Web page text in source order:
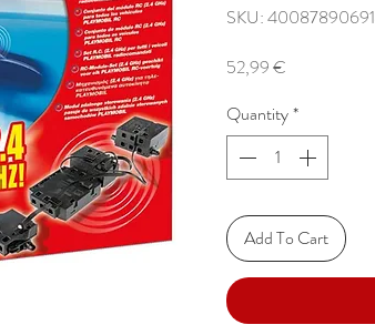
SKU:
52,99 €
Quantity*
Add To Cart